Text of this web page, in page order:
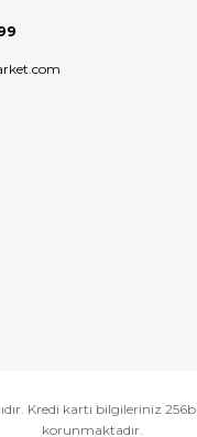
Kredi kartı bilgileriniz
korunmaktadır.